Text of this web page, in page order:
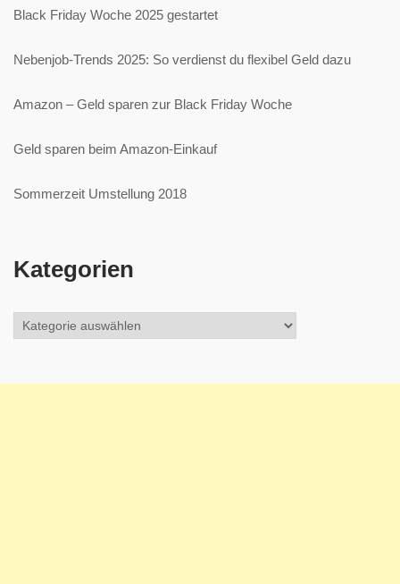
Black Friday Woche 2025 gestartet
Nebenjob-Trends 2025: So verdienst du flexibel Geld dazu
Amazon – Geld sparen zur Black Friday Woche
Geld sparen beim Amazon-Einkauf
Sommerzeit Umstellung 2018
Kategorien
Kategorien